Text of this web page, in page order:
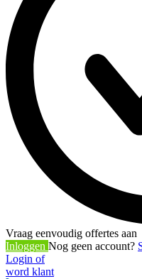
Vraag eenvoudig offertes aan
Inloggen Nog geen account?
Login of
word klant